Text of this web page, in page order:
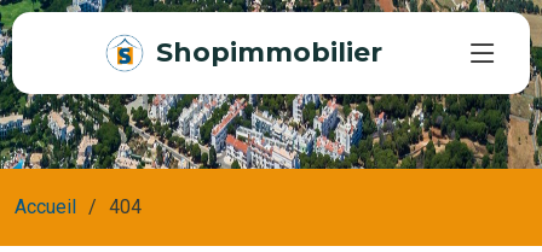
Shopimmobilier
Accueil 404